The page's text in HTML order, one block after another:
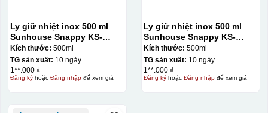
Ly giữ nhiệt inox 500 ml
Sunhouse Snappy KS-
TU500S
Kích thước: 500ml
TG sản xuất: 10 ngày
1**.000 ₫
Đăng kýhoặc Đăng nhậpđể xem giá
Ly giữ nhiệt inox 500 ml
Sunhouse Snappy KS-
TU500S
Kích thước: 500ml
TG sản xuất: 10 ngày
1**.000 ₫
Đăng kýhoặc Đăng nhậpđể xem giá